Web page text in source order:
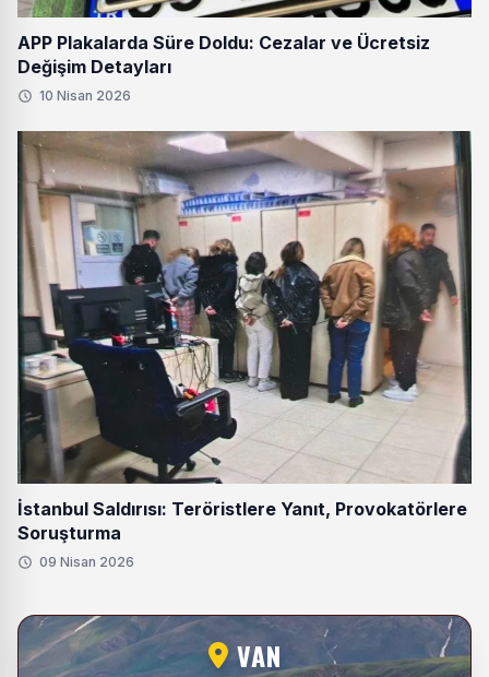
APP Plakalarda Süre Doldu: Cezalar ve Ücretsiz
Değişim Detayları
10 Nisan 2026
İstanbul Saldırısı: Teröristlere Yanıt, Provokatörlere
Soruşturma
09 Nisan 2026
VAN